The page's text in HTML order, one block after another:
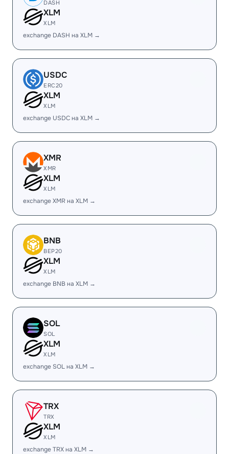
DASH
XLM
XLM
exchange DASH на XLM →
USDC
ERC20
XLM
XLM
exchange USDC на XLM →
XMR
XMR
XLM
XLM
exchange XMR на XLM →
BNB
BEP20
XLM
XLM
exchange BNB на XLM →
SOL
SOL
XLM
XLM
exchange SOL на XLM →
TRX
TRX
XLM
XLM
exchange TRX на XLM →